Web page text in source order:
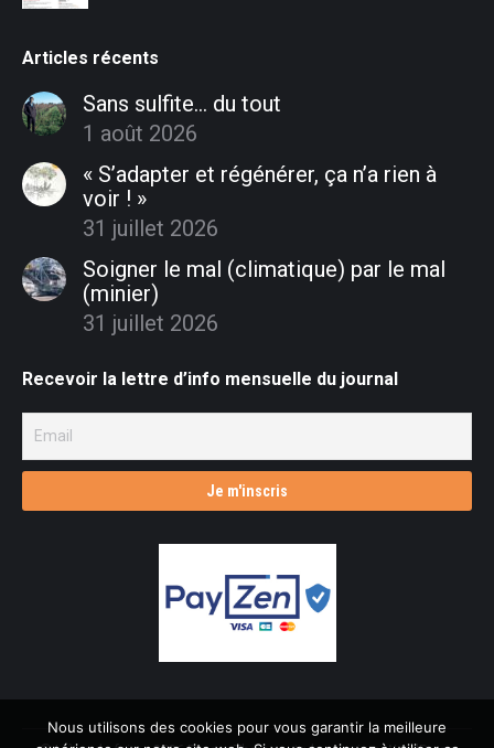
Articles récents
Sans sulfite… du tout
1 août 2026
« S’adapter et régénérer, ça n’a rien à
voir ! »
31 juillet 2026
Soigner le mal (climatique) par le mal
(minier)
31 juillet 2026
Recevoir la lettre d’info mensuelle du journal
Nous utilisons des cookies pour vous garantir la meilleure